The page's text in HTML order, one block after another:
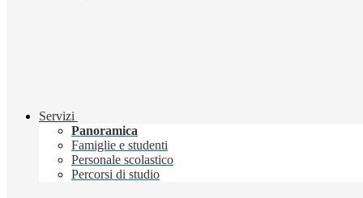
Servizi
Panoramica
Famiglie e studenti
Personale scolastico
Percorsi di studio